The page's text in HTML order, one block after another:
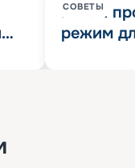
СОВЕТЫ
Китай
режим